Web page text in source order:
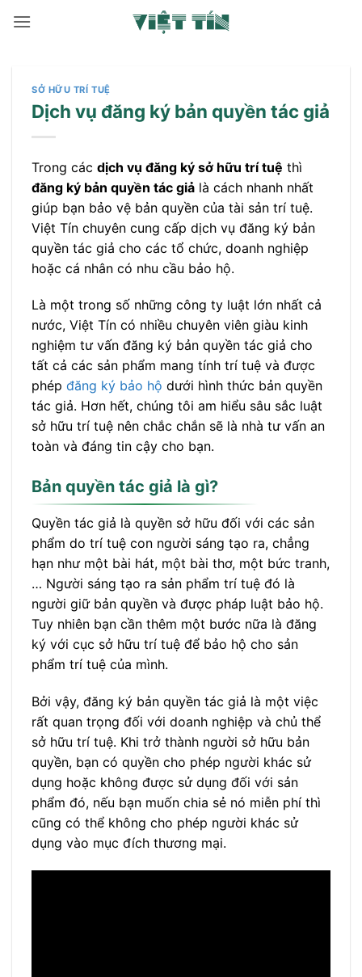
qua
SỞ HỮU TRÍ TUỆ
Dịch vụ đăng ký bản quyền tác giả
Trong các dịch vụ đăng ký sở hữu trí tuệ thì
đăng ký bản quyền tác giả là cách nhanh nhất
giúp bạn bảo vệ bản quyền của tài sản trí tuệ.
Việt Tín chuyên cung cấp dịch vụ đăng ký bản
quyền tác giả cho các tổ chức, doanh nghiệp
hoặc cá nhân có nhu cầu bảo hộ.
Là một trong số những công ty luật lớn nhất cả
nước, Việt Tín có nhiều chuyên viên giàu kinh
nghiệm tư vấn đăng ký bản quyền tác giả cho
tất cả các sản phẩm mang tính trí tuệ và được
phép đăng ký bảo hộ dưới hình thức bản quyền
tác giả. Hơn hết, chúng tôi am hiểu sâu sắc luật
sở hữu trí tuệ nên chắc chắn sẽ là nhà tư vấn an
toàn và đáng tin cậy cho bạn.
Bản quyền tác giả là gì?
Quyền tác giả là quyền sở hữu đối với các sản
phẩm do trí tuệ con người sáng tạo ra, chẳng
hạn như một bài hát, một bài thơ, một bức tranh,
… Người sáng tạo ra sản phẩm trí tuệ đó là
người giữ bản quyền và được pháp luật bảo hộ.
Tuy nhiên bạn cần thêm một bước nữa là đăng
ký với cục sở hữu trí tuệ để bảo hộ cho sản
phẩm trí tuệ của mình.
Bởi vậy, đăng ký bản quyền tác giả là một việc
rất quan trọng đối với doanh nghiệp và chủ thể
sở hữu trí tuệ. Khi trở thành người sở hữu bản
quyền, bạn có quyền cho phép người khác sử
dụng hoặc không được sử dụng đối với sản
phẩm đó, nếu bạn muốn chia sẻ nó miễn phí thì
cũng có thể không cho phép người khác sử
dụng vào mục đích thương mại.